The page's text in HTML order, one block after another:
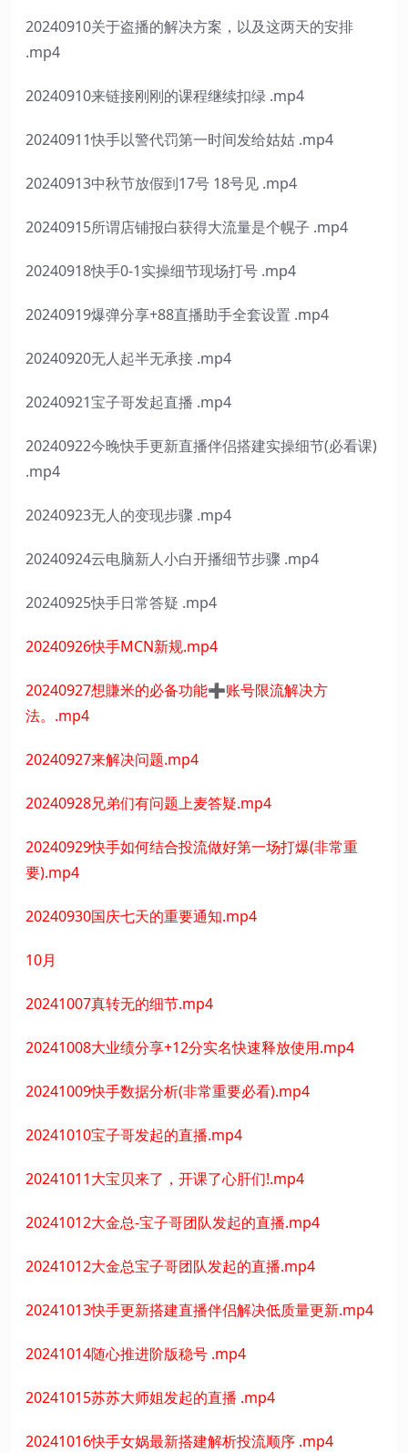
20240910关于盗播的解决方案，以及这两天的安排
.mp4
20240910来链接刚刚的课程继续扣绿 .mp4
20240911快手以警代罚第一时间发给姑姑 .mp4
20240913中秋节放假到17号 18号见 .mp4
20240915所谓店铺报白获得大流量是个幌子 .mp4
20240918快手0-1实操细节现场打号 .mp4
20240919爆弹分享+88直播助手全套设置 .mp4
20240920无人起半无承接 .mp4
20240921宝子哥发起直播 .mp4
20240922今晚快手更新直播伴侣搭建实操细节(必看课)
.mp4
20240923无人的变现步骤 .mp4
20240924云电脑新人小白开播细节步骤 .mp4
20240925快手日常答疑 .mp4
20240926快手MCN新规.mp4
20240927想賺米的必备功能➕账号限流解决方
法。.mp4
20240927来解决问题.mp4
20240928兄弟们有问题上麦答疑.mp4
20240929快手如何结合投流做好第一场打爆(非常重
要).mp4
20240930国庆七天的重要通知.mp4
10月
20241007真转无的细节.mp4
20241008大业绩分享+12分实名快速释放使用.mp4
20241009快手数据分析(非常重要必看).mp4
20241010宝子哥发起的直播.mp4
20241011大宝贝来了，开课了心肝们!.mp4
20241012大金总-宝子哥团队发起的直播.mp4
20241012大金总宝子哥团队发起的直播.mp4
20241013快手更新搭建直播伴侣解决低质量更新.mp4
20241014随心推进阶版稳号 .mp4
20241015苏苏大师姐发起的直播 .mp4
20241016快手女娲最新搭建解析投流顺序 .mp4